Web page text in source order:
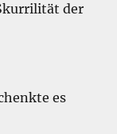
der
es